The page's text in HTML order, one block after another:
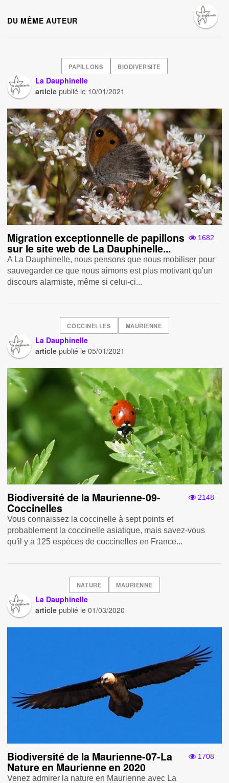
DU MÊME AUTEUR
PAPILLONS BIODIVERSITE
La Dauphinelle
article publié le 10/01/2021
1682
Migration exceptionnelle de papillons
sur le site web de La Dauphinelle...
A La Dauphinelle, nous pensons que nous mobiliser pour
sauvegarder ce que nous aimons est plus motivant qu'un
discours alarmiste, même si celui-ci...
COCCINELLES MAURIENNE
La Dauphinelle
article publié le05/01/2021
2148
Biodiversité de la Maurienne-09-
Coccinelles
Vous connaissez la coccinelle à sept points et
probablement la coccinelle asiatique, mais savez-vous
qu'il y a 125 espèces de coccinelles en France...
NATURE MAURIENNE
La Dauphinelle
article publié le01/03/2020
1708
Biodiversité de la Maurienne-07-La
Nature en Maurienne en 2020
Venez admirer la nature en Maurienne avec La